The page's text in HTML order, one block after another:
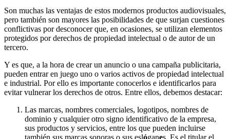
Son muchas las ventajas de estos modernos productos audiovisuales,
pero también son mayores las posibilidades de que surjan cuestiones
conflictivas por desconocer que, en ocasiones, se utilizan elementos
protegidos por derechos de propiedad intelectual o de autor de un
tercero.
Y es que, a la hora de crear un anuncio o una campaña publicitaria,
pueden entrar en juego uno o varios activos de propiedad intelectual
e industrial. Por ello es importante conocerlos e identificarlos para
evitar vulnerar los derechos de otros. Entre ellos, debemos destacar:
Las marcas, nombres comerciales, logotipos, nombres de
dominio y cualquier otro signo identificativo de la empresa,
sus productos y servicios, entre los que pueden incluirse
también sus marcas sonoras o sus eslóganes. Es el titular el